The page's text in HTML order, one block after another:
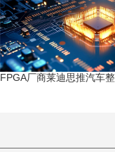
FPGA厂商莱迪思推汽车